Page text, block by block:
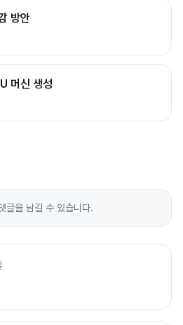
방안
머신 생성
글을 남길 수 있습니다.